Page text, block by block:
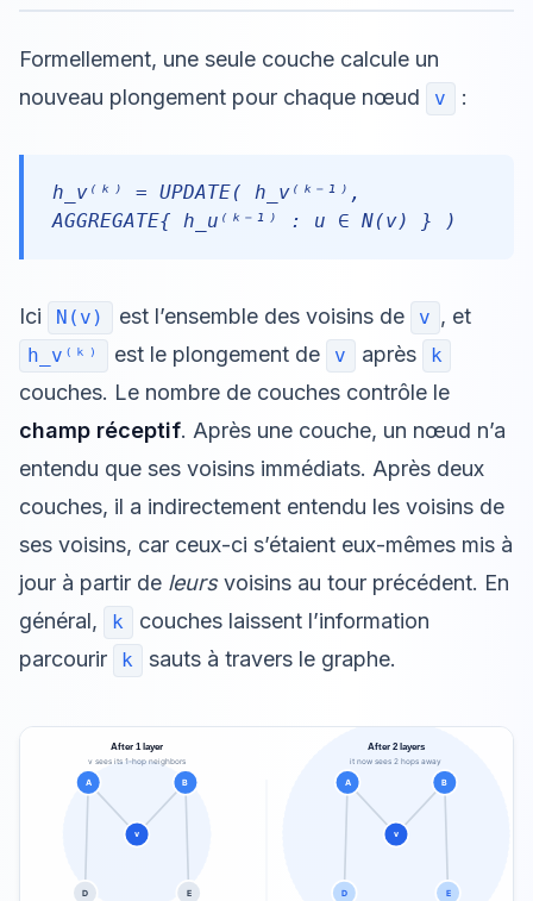
Formellement, une seule couche calcule un
nouveau plongement pour chaque nœud
v :
h_v⁽ᵏ⁾ = UPDATE( h_v⁽ᵏ⁻¹⁾,
AGGREGATE{ h_u⁽ᵏ⁻¹⁾ : u ∈ N(v) } )
Ici N(v) est l’ensemble des voisins de v , et
h_v⁽ᵏ⁾ est le plongement de v après k
couches. Le nombre de couches contrôle le
champ réceptif. Après une couche, un nœud n’a
entendu que ses voisins immédiats. Après deux
couches, il a indirectement entendu les voisins de
ses voisins, car ceux-ci s’étaient eux-mêmes mis à
jour à partir de leursvoisins au tour précédent. En
général,
k
couches laissent l’information
parcourir
k sauts à travers le graphe.